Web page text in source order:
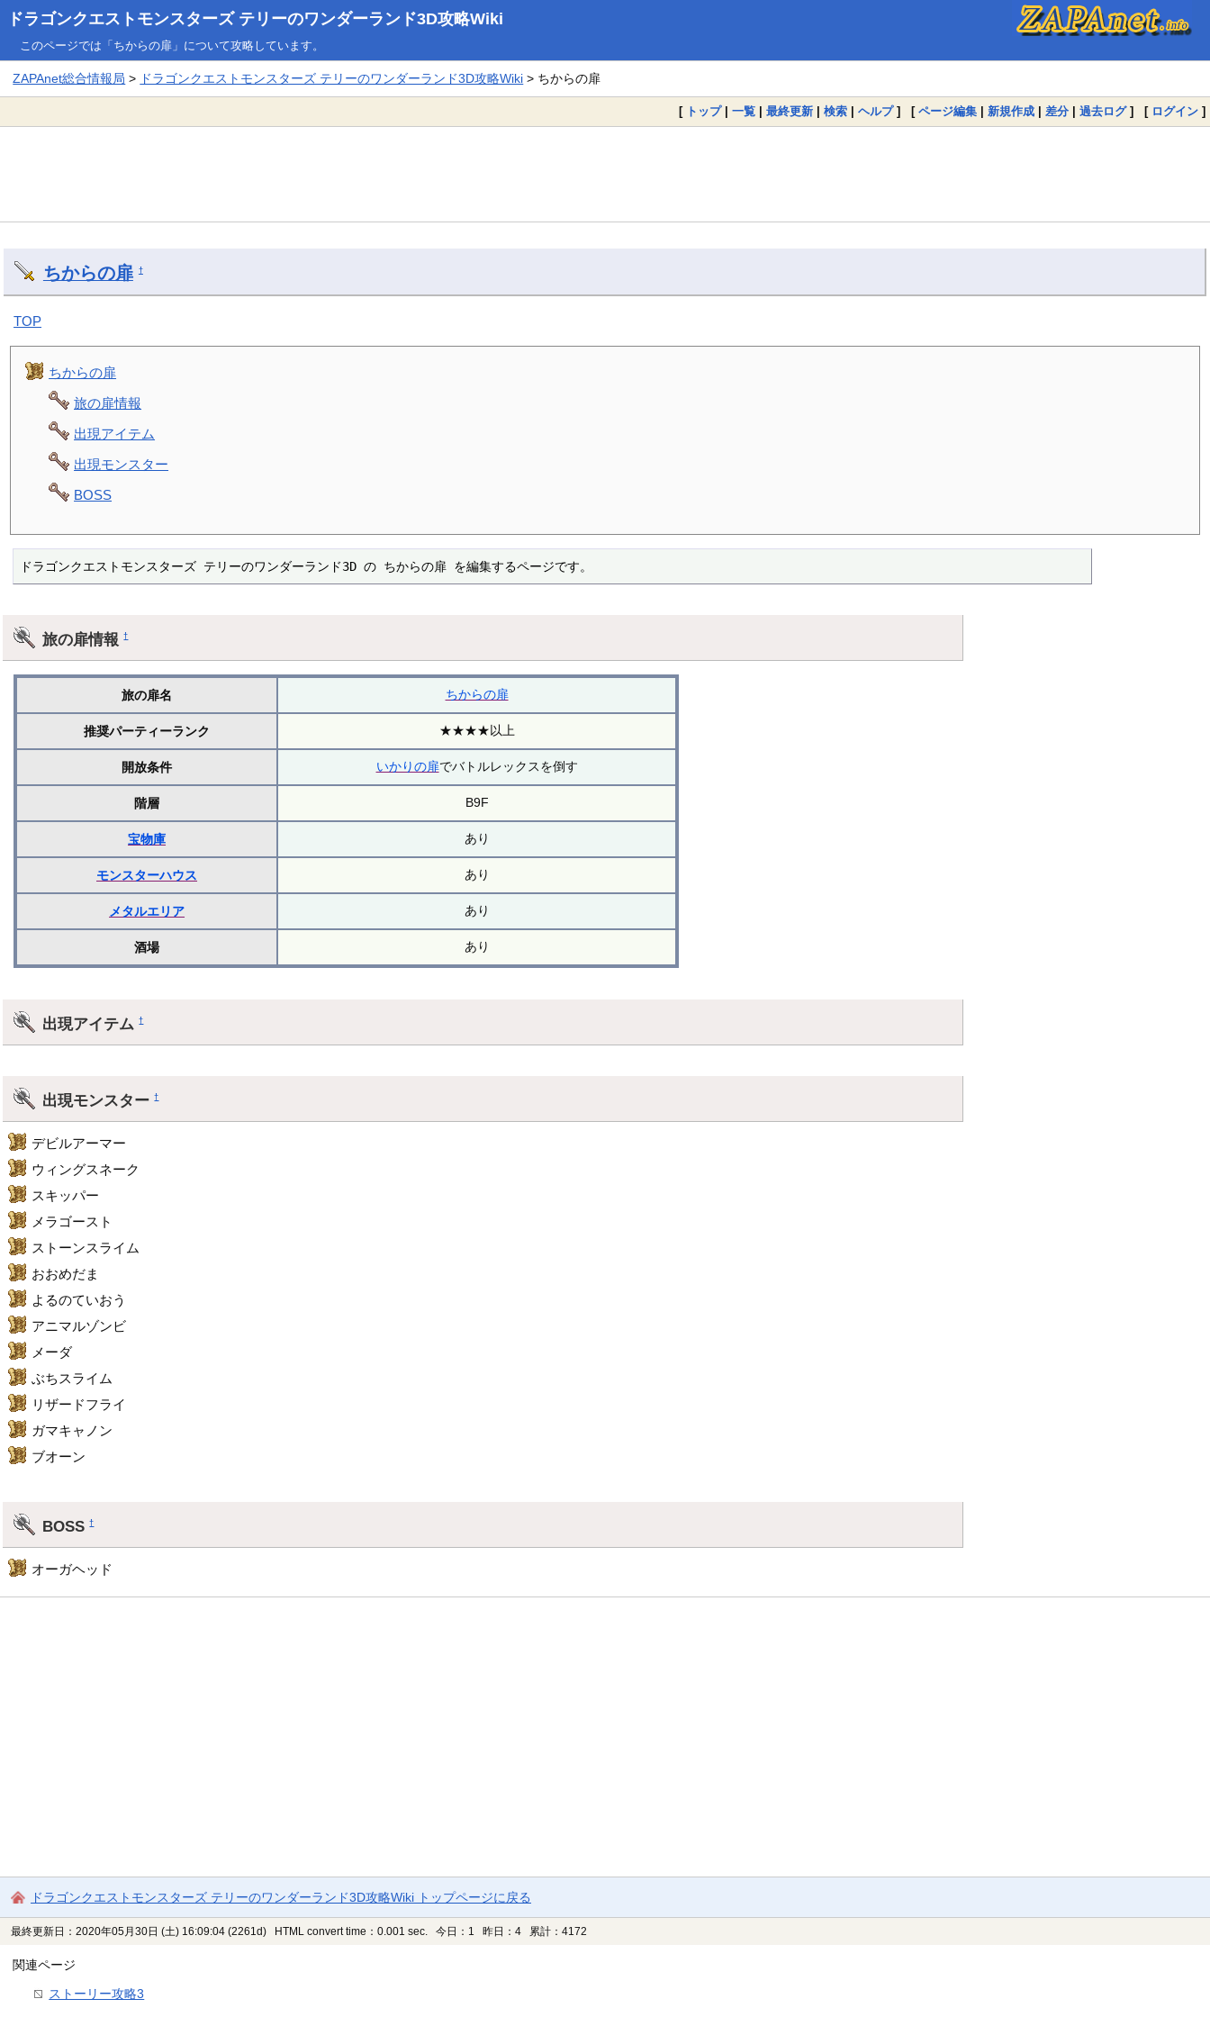
ドラゴンクエストモンスターズ テリーのワンダーランド3D攻略Wiki
このページでは「ちからの扉」について攻略しています。
ZAPAnet総合情報局 > ドラゴンクエストモンスターズ テリーのワンダーランド3D攻略Wiki > ちからの扉
[ トップ| 一覧 | 最終更新 | 検索 | ヘルプ] [ ページ編集 | 新規作成 | 差分 | 過去ログ] [ ログイン ]
ちからの扉 †
TOP
ちからの扉
旅の扉情報
出現アイテム
出現モンスター
BOSS
ドラゴンクエストモンスターズ テリーのワンダーランド3D の ちからの扉 を編集するページです。
旅の扉情報†
旅の扉名 ちからの扉
推奨パーティーランク ★★★★以上
開放条件 いかりの扉でバトルレックスを倒す
階層 B9F
宝物庫 あり
モンスターハウス あり
メタルエリア あり
酒場 あり
出現アイテム†
出現モンスター†
デビルアーマー
ウィングスネーク
スキッパー
メラゴースト
ストーンスライム
おおめだま
よるのていおう
アニマルゾンビ
メーダ
ぶちスライム
リザードフライ
ガマキャノン
ブオーン
BOSS†
オーガヘッド
ドラゴンクエストモンスターズ テリーのワンダーランド3D攻略Wiki トップページに戻る
最終更新日：2020年05月30日 (土) 16:09:04 (2261d) HTML convert time：0.001 sec. 今日：1 昨日：4 累計：4172
関連ページ
ストーリー攻略3